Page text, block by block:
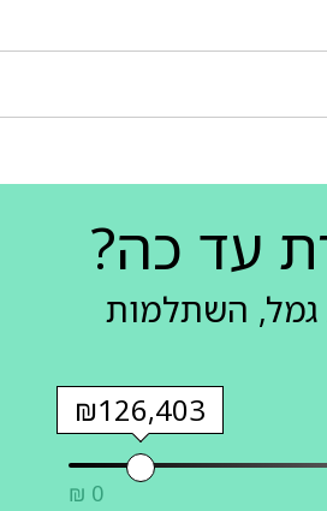
עד כה?
גמל, השתלמות
₪126,403
₪ 0